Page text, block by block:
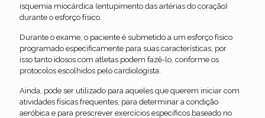
isquemia miocárdica (entupimento das artérias do coração)
durante o esforço físico.
Durante o exame, o paciente é submetido a um esforço físico
programado especificamente para suas características, por
isso tanto idosos com atletas podem fazê-lo, conforme os
protocolos escolhidos pelo cardiologista.
Ainda, pode ser utilizado para aqueles que querem iniciar com
atividades físicas frequentes, para determinar a condição
aeróbica e para prescrever exercícios específicos baseado no